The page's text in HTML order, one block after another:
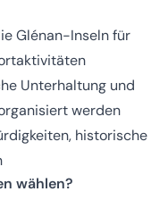
Glénan-Inseln für
Unterhaltung und
werden
historische
wählen?